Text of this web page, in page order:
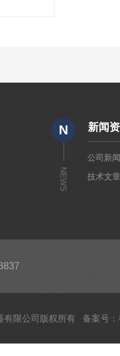
N
NEWS
新闻
公司新
技术文
有限公司版权所有 备案号